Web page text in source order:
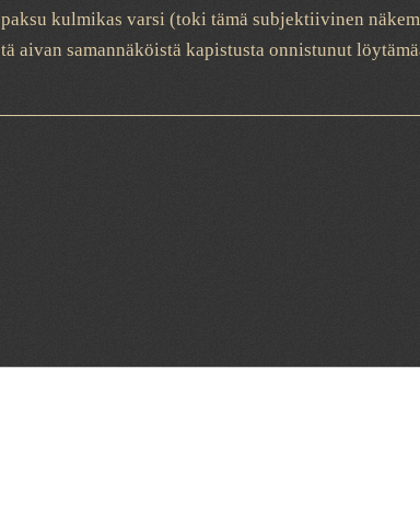
kulmikas varsi (toki tämä subjektiivinen
aivan samannäköistä kapistusta onnistunut